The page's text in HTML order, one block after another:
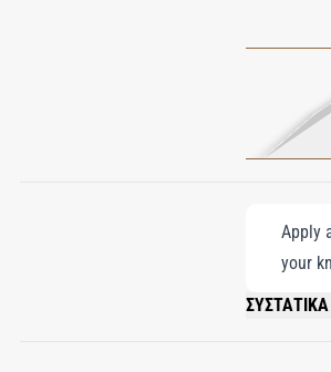
Apply
your
ΣΥΣΤΑΤΙΚΑ
ALCOHOL